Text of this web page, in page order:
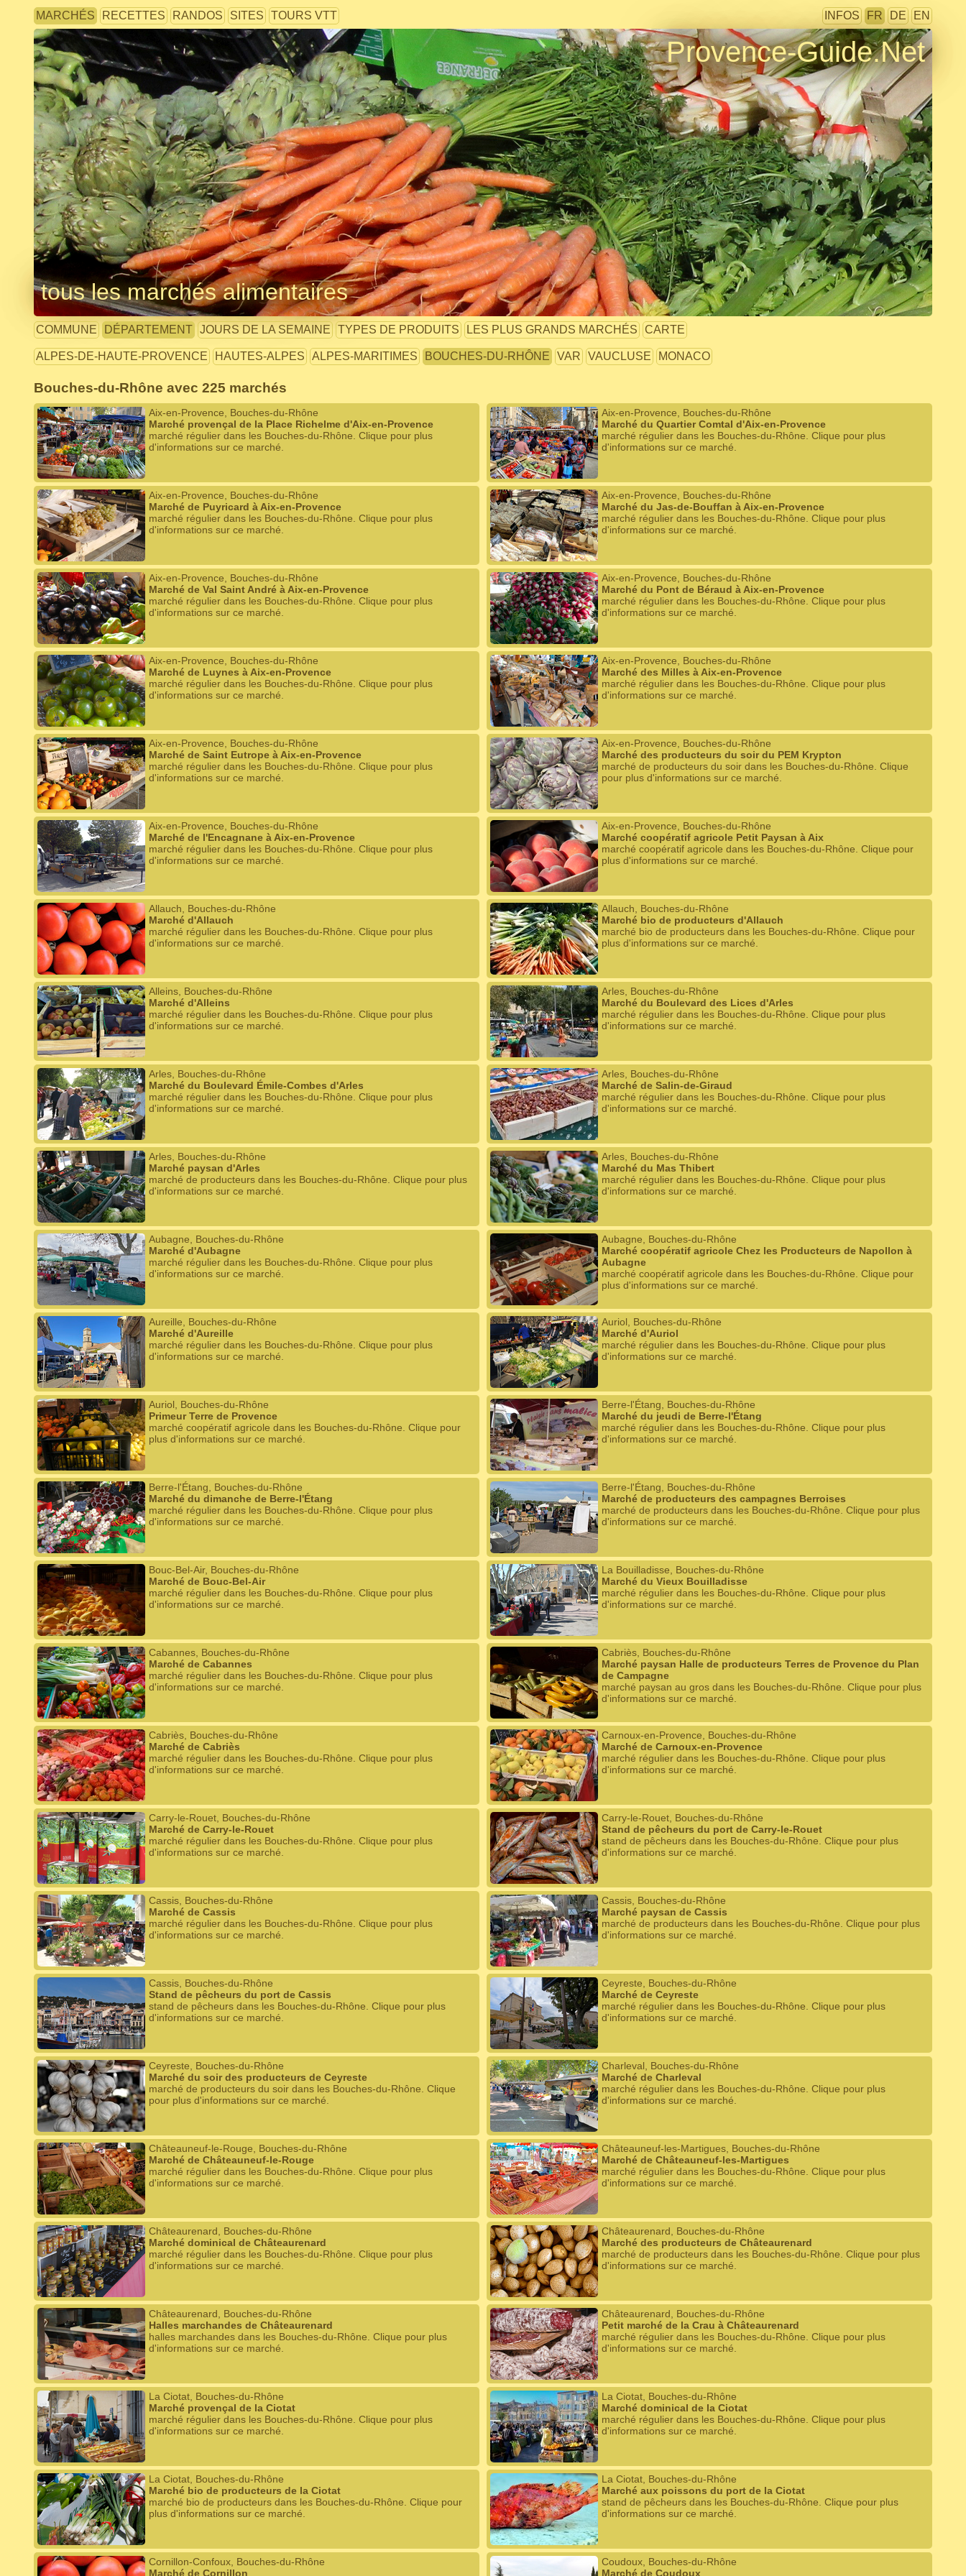
MARCHÉS RECETTES RANDOS SITES TOURS VTT INFOS FR DE EN
Provence-Guide.Net
tous les marchés alimentaires
COMMUNE DÉPARTEMENT JOURS DE LA SEMAINE TYPES DE PRODUITS LES PLUS GRANDS MARCHÉS CARTE
ALPES-DE-HAUTE-PROVENCE HAUTES-ALPES ALPES-MARITIMES BOUCHES-DU-RHÔNE VAR VAUCLUSE MONACO
Bouches-du-Rhône avec 225 marchés
Aix-en-Provence, Bouches-du-Rhône
Marché provençal de la Place Richelme d'Aix-en-Provence
marché régulier dans les Bouches-du-Rhône. Clique pour plus
d'informations sur ce marché.
Aix-en-Provence, Bouches-du-Rhône
Marché du Quartier Comtal d'Aix-en-Provence
marché régulier dans les Bouches-du-Rhône. Clique pour plus
d'informations sur ce marché.
Aix-en-Provence, Bouches-du-Rhône
Marché de Puyricard à Aix-en-Provence
marché régulier dans les Bouches-du-Rhône. Clique pour plus
d'informations sur ce marché.
Aix-en-Provence, Bouches-du-Rhône
Marché du Jas-de-Bouffan à Aix-en-Provence
marché régulier dans les Bouches-du-Rhône. Clique pour plus
d'informations sur ce marché.
Aix-en-Provence, Bouches-du-Rhône
Marché de Val Saint André à Aix-en-Provence
marché régulier dans les Bouches-du-Rhône. Clique pour plus
d'informations sur ce marché.
Aix-en-Provence, Bouches-du-Rhône
Marché du Pont de Béraud à Aix-en-Provence
marché régulier dans les Bouches-du-Rhône. Clique pour plus
d'informations sur ce marché.
Aix-en-Provence, Bouches-du-Rhône
Marché de Luynes à Aix-en-Provence
marché régulier dans les Bouches-du-Rhône. Clique pour plus
d'informations sur ce marché.
Aix-en-Provence, Bouches-du-Rhône
Marché des Milles à Aix-en-Provence
marché régulier dans les Bouches-du-Rhône. Clique pour plus
d'informations sur ce marché.
Aix-en-Provence, Bouches-du-Rhône
Marché de Saint Eutrope à Aix-en-Provence
marché régulier dans les Bouches-du-Rhône. Clique pour plus
d'informations sur ce marché.
Aix-en-Provence, Bouches-du-Rhône
Marché des producteurs du soir du PEM Krypton
marché de producteurs du soir dans les Bouches-du-Rhône. Clique
pour plus d'informations sur ce marché.
Aix-en-Provence, Bouches-du-Rhône
Marché de l'Encagnane à Aix-en-Provence
marché régulier dans les Bouches-du-Rhône. Clique pour plus
d'informations sur ce marché.
Aix-en-Provence, Bouches-du-Rhône
Marché coopératif agricole Petit Paysan à Aix
marché coopératif agricole dans les Bouches-du-Rhône. Clique pour
plus d'informations sur ce marché.
Allauch, Bouches-du-Rhône
Marché d'Allauch
marché régulier dans les Bouches-du-Rhône. Clique pour plus
d'informations sur ce marché.
Allauch, Bouches-du-Rhône
Marché bio de producteurs d'Allauch
marché bio de producteurs dans les Bouches-du-Rhône. Clique pour
plus d'informations sur ce marché.
Alleins, Bouches-du-Rhône
Marché d'Alleins
marché régulier dans les Bouches-du-Rhône. Clique pour plus
d'informations sur ce marché.
Arles, Bouches-du-Rhône
Marché du Boulevard des Lices d'Arles
marché régulier dans les Bouches-du-Rhône. Clique pour plus
d'informations sur ce marché.
Arles, Bouches-du-Rhône
Marché du Boulevard Émile-Combes d'Arles
marché régulier dans les Bouches-du-Rhône. Clique pour plus
d'informations sur ce marché.
Arles, Bouches-du-Rhône
Marché de Salin-de-Giraud
marché régulier dans les Bouches-du-Rhône. Clique pour plus
d'informations sur ce marché.
Arles, Bouches-du-Rhône
Marché paysan d'Arles
marché de producteurs dans les Bouches-du-Rhône. Clique pour plus
d'informations sur ce marché.
Arles, Bouches-du-Rhône
Marché du Mas Thibert
marché régulier dans les Bouches-du-Rhône. Clique pour plus
d'informations sur ce marché.
Aubagne, Bouches-du-Rhône
Marché d'Aubagne
marché régulier dans les Bouches-du-Rhône. Clique pour plus
d'informations sur ce marché.
Aubagne, Bouches-du-Rhône
Marché coopératif agricole Chez les Producteurs de Napollon à
Aubagne
marché coopératif agricole dans les Bouches-du-Rhône. Clique pour
plus d'informations sur ce marché.
Aureille, Bouches-du-Rhône
Marché d'Aureille
marché régulier dans les Bouches-du-Rhône. Clique pour plus
d'informations sur ce marché.
Auriol, Bouches-du-Rhône
Marché d'Auriol
marché régulier dans les Bouches-du-Rhône. Clique pour plus
d'informations sur ce marché.
Auriol, Bouches-du-Rhône
Primeur Terre de Provence
marché coopératif agricole dans les Bouches-du-Rhône. Clique pour
plus d'informations sur ce marché.
Berre-l'Étang, Bouches-du-Rhône
Marché du jeudi de Berre-l'Étang
marché régulier dans les Bouches-du-Rhône. Clique pour plus
d'informations sur ce marché.
Berre-l'Étang, Bouches-du-Rhône
Marché du dimanche de Berre-l'Étang
marché régulier dans les Bouches-du-Rhône. Clique pour plus
d'informations sur ce marché.
Berre-l'Étang, Bouches-du-Rhône
Marché de producteurs des campagnes Berroises
marché de producteurs dans les Bouches-du-Rhône. Clique pour plus
d'informations sur ce marché.
Bouc-Bel-Air, Bouches-du-Rhône
Marché de Bouc-Bel-Air
marché régulier dans les Bouches-du-Rhône. Clique pour plus
d'informations sur ce marché.
La Bouilladisse, Bouches-du-Rhône
Marché du Vieux Bouilladisse
marché régulier dans les Bouches-du-Rhône. Clique pour plus
d'informations sur ce marché.
Cabannes, Bouches-du-Rhône
Marché de Cabannes
marché régulier dans les Bouches-du-Rhône. Clique pour plus
d'informations sur ce marché.
Cabriès, Bouches-du-Rhône
Marché paysan Halle de producteurs Terres de Provence du Plan
de Campagne
marché paysan au gros dans les Bouches-du-Rhône. Clique pour plus
d'informations sur ce marché.
Cabriès, Bouches-du-Rhône
Marché de Cabriès
marché régulier dans les Bouches-du-Rhône. Clique pour plus
d'informations sur ce marché.
Carnoux-en-Provence, Bouches-du-Rhône
Marché de Carnoux-en-Provence
marché régulier dans les Bouches-du-Rhône. Clique pour plus
d'informations sur ce marché.
Carry-le-Rouet, Bouches-du-Rhône
Marché de Carry-le-Rouet
marché régulier dans les Bouches-du-Rhône. Clique pour plus
d'informations sur ce marché.
Carry-le-Rouet, Bouches-du-Rhône
Stand de pêcheurs du port de Carry-le-Rouet
stand de pêcheurs dans les Bouches-du-Rhône. Clique pour plus
d'informations sur ce marché.
Cassis, Bouches-du-Rhône
Marché de Cassis
marché régulier dans les Bouches-du-Rhône. Clique pour plus
d'informations sur ce marché.
Cassis, Bouches-du-Rhône
Marché paysan de Cassis
marché de producteurs dans les Bouches-du-Rhône. Clique pour plus
d'informations sur ce marché.
Cassis, Bouches-du-Rhône
Stand de pêcheurs du port de Cassis
stand de pêcheurs dans les Bouches-du-Rhône. Clique pour plus
d'informations sur ce marché.
Ceyreste, Bouches-du-Rhône
Marché de Ceyreste
marché régulier dans les Bouches-du-Rhône. Clique pour plus
d'informations sur ce marché.
Ceyreste, Bouches-du-Rhône
Marché du soir des producteurs de Ceyreste
marché de producteurs du soir dans les Bouches-du-Rhône. Clique
pour plus d'informations sur ce marché.
Charleval, Bouches-du-Rhône
Marché de Charleval
marché régulier dans les Bouches-du-Rhône. Clique pour plus
d'informations sur ce marché.
Châteauneuf-le-Rouge, Bouches-du-Rhône
Marché de Châteauneuf-le-Rouge
marché régulier dans les Bouches-du-Rhône. Clique pour plus
d'informations sur ce marché.
Châteauneuf-les-Martigues, Bouches-du-Rhône
Marché de Châteauneuf-les-Martigues
marché régulier dans les Bouches-du-Rhône. Clique pour plus
d'informations sur ce marché.
Châteaurenard, Bouches-du-Rhône
Marché dominical de Châteaurenard
marché régulier dans les Bouches-du-Rhône. Clique pour plus
d'informations sur ce marché.
Châteaurenard, Bouches-du-Rhône
Marché des producteurs de Châteaurenard
marché de producteurs dans les Bouches-du-Rhône. Clique pour plus
d'informations sur ce marché.
Châteaurenard, Bouches-du-Rhône
Halles marchandes de Châteaurenard
halles marchandes dans les Bouches-du-Rhône. Clique pour plus
d'informations sur ce marché.
Châteaurenard, Bouches-du-Rhône
Petit marché de la Crau à Châteaurenard
marché régulier dans les Bouches-du-Rhône. Clique pour plus
d'informations sur ce marché.
La Ciotat, Bouches-du-Rhône
Marché provençal de la Ciotat
marché régulier dans les Bouches-du-Rhône. Clique pour plus
d'informations sur ce marché.
La Ciotat, Bouches-du-Rhône
Marché dominical de la Ciotat
marché régulier dans les Bouches-du-Rhône. Clique pour plus
d'informations sur ce marché.
La Ciotat, Bouches-du-Rhône
Marché bio de producteurs de la Ciotat
marché bio de producteurs dans les Bouches-du-Rhône. Clique pour
plus d'informations sur ce marché.
La Ciotat, Bouches-du-Rhône
Marché aux poissons du port de la Ciotat
stand de pêcheurs dans les Bouches-du-Rhône. Clique pour plus
d'informations sur ce marché.
Cornillon-Confoux, Bouches-du-Rhône
Marché de Cornillon
Coudoux, Bouches-du-Rhône
Marché de Coudoux